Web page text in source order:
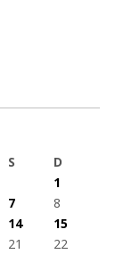
S
D
1
7
8
14
15
21
22